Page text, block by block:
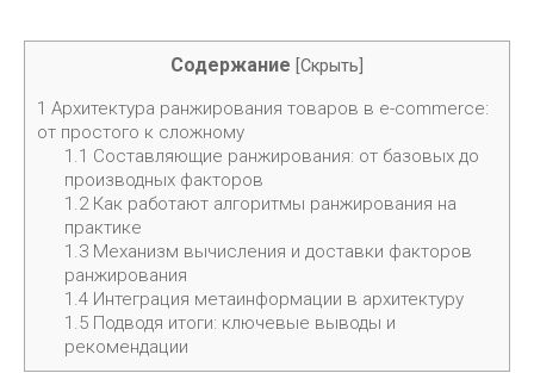
Содержание Скрыть
1 Архитектура ранжирования товаров в e-commerce:
от простого к сложному
1.1 Составляющие ранжирования: от базовых до
производных факторов
1.2Как работают алгоритмы ранжирования на
практике
1.3Механизм вычисления и доставки факторов
ранжирования
1.4Интеграция метаинформации в архитектуру
1.5Подводя итоги: ключевые выводы и
рекомендации